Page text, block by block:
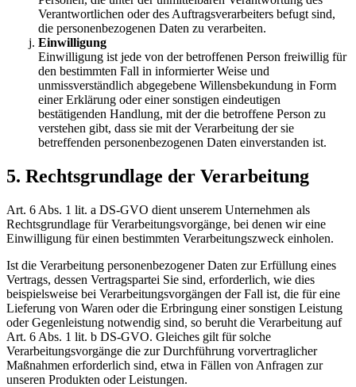
Verantwortlichen oder des Auftragsverarbeiters befugt sind,
die personenbezogenen Daten zu verarbeiten.
Einwilligung
Einwilligung ist jede von der betroffenen Person freiwillig für
den bestimmten Fall in informierter Weise und
unmissverständlich abgegebene Willensbekundung in Form
einer Erklärung oder einer sonstigen eindeutigen
bestätigenden Handlung, mit der die betroffene Person zu
verstehen gibt, dass sie mit der Verarbeitung der sie
betreffenden personenbezogenen Daten einverstanden ist.
5. Rechtsgrundlage der Verarbeitung
Art. 6 Abs. 1 lit. a DS-GVO dient unserem Unternehmen als
Rechtsgrundlage für Verarbeitungsvorgänge, bei denen wir eine
Einwilligung für einen bestimmten Verarbeitungszweck einholen.
Ist die Verarbeitung personenbezogener Daten zur Erfüllung eines
Vertrags, dessen Vertragspartei Sie sind, erforderlich, wie dies
beispielsweise bei Verarbeitungsvorgängen der Fall ist, die für eine
Lieferung von Waren oder die Erbringung einer sonstigen Leistung
oder Gegenleistung notwendig sind, so beruht die Verarbeitung auf
Art. 6 Abs. 1 lit. b DS-GVO. Gleiches gilt für solche
Verarbeitungsvorgänge die zur Durchführung vorvertraglicher
Maßnahmen erforderlich sind, etwa in Fällen von Anfragen zur
unseren Produkten oder Leistungen.